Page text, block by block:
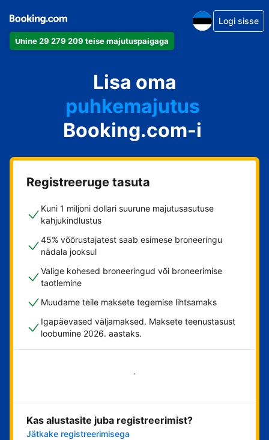
Ühine 29 279 209 teise majutuspaigaga
Logi sisse
Lisa oma
apartement
hotell
puhkemajutus
külalistemaja
hostel
Booking.com-i
Registreeruge tasuta
Kuni 1 miljoni dollari suurune majutusasutuse
kahjukindlustus
45% võõrustajatest saab esimese broneeringu
nädala jooksul
Valige kohesed broneeringud või broneerimise
taotlemine
Muudame teile maksete tegemise lihtsamaks
Igapäevased väljamaksed. Maksete teenustasust
loobumine 2026. aastaks.
Alusta kohe
Kas alustasite juba registreerimist?
Jätkake registreerimisega